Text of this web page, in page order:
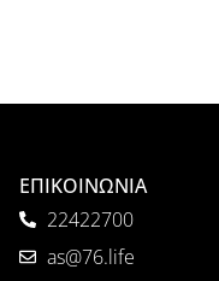
ΕΠΙΚΟΙΝΩΝΙΑ
22422700
as@76.life